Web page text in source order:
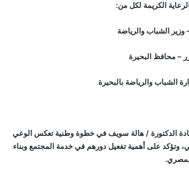
الكريمة لكل من:
الشباب والرياضة
– محافظ البحيرة
الشباب والرياضة بالبحيرة
الدكتورة / هالة سويف في خطوة وطنية تعكس الوعي
وتؤكد على أهمية تفعيل دورهم في خدمة المجتمع وبناء